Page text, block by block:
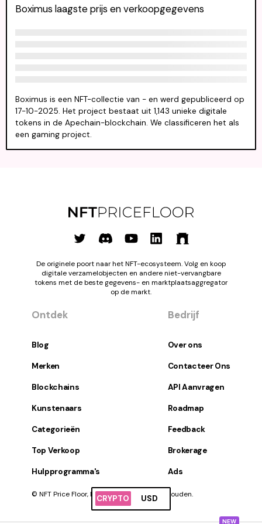
CRYPTO USD
Boximus laagste prijs en verkoopgegevens
Boximus is een NFT-collectie van - en werd gepubliceerd op
17-10-2025. Het project bestaat uit 1,143 unieke digitale
tokens in de Apechain-blockchain. We classificeren het als
een gaming project.
NEW
De originele poort naar het NFT-ecosysteem. Volg en koop
digitale verzamelobjecten en andere niet-vervangbare
tokens met de beste gegevens- en marktplaatsaggregator
op de markt.
Ontdek
Blog
Merken
Blockchains
Kunstenaars
Categorieën
Top Verkoop
Hulpprogramma's
Bedrijf
Over ons
Contacteer Ons
API Aanvragen
Roadmap
Feedback
Brokerage
Ads
© NFT Price Floor, Inc. Alle rechten voorbehouden.